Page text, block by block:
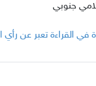
جنوبي
في القراءة تعبر عن رأي